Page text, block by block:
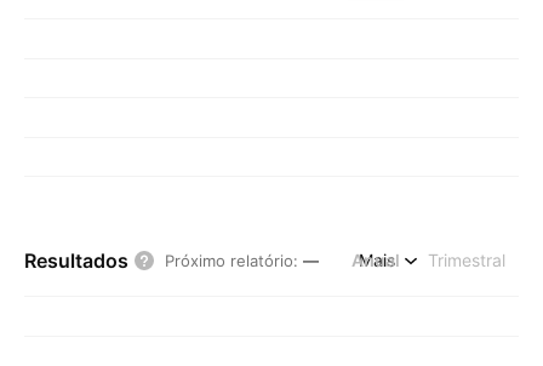
Resultados Próximo relatório: — Anual Trimestral
Mais